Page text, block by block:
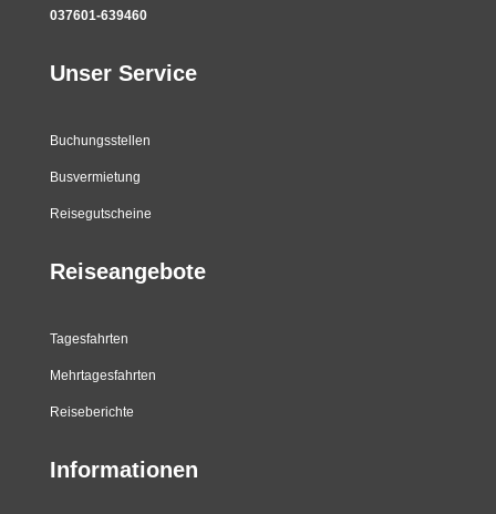
037601-639460
Unser Service
Buchungsstellen
Busvermietung
Reisegutscheine
Reiseangebote
Tagesfahrten
Mehrtagesfahrten
Reiseberichte
Informationen